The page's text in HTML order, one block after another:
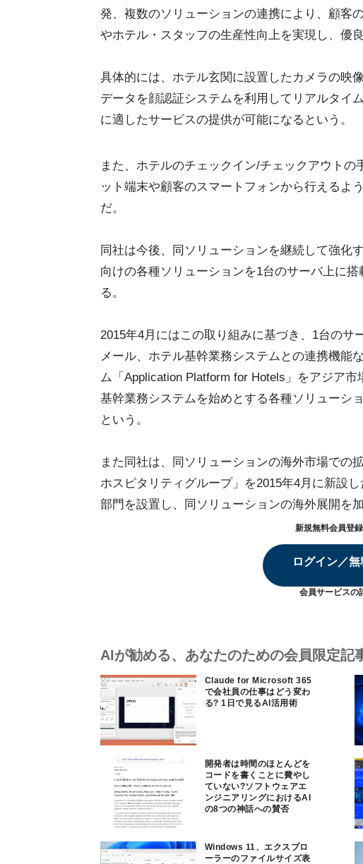
発、複数のソリューションの連携により、顧客
やホテル・スタッフの生産性向上を実現し、優
具体的には、ホテル玄関に設置したカメラの映
データを顔認証システムを利用してリアルタイ
に適したサービスの提供が可能になるという。
また、ホテルのチェックイン/チェックアウト
ット端末や顧客のスマートフォンから行えるよ
だ。
同社は今後、同ソリューションを継続して強化
向けの各種ソリューションを1台のサーバ上に
る。
2015年4月にはこの取り組みに基づき、1台の
メール、ホテル基幹業務システムとの連携機能
ム「Application Platform for Hotels」をアジア
基幹業務システムを始めとする各種ソリューシ
という。
また同社は、同ソリューションの海外市場での
ホスピタリティグループ」を2015年4月に新設
部門を設置し、同ソリューションの海外展開を
新規無料会員登
ログイン／
会員サービスの
AIが勧める、あなたのための会員限定記
Claude for Microsoft 365
で会社員の仕事はどう変わ
る? 1日で見るAI活用術
開発者は時間のほとんどを
コードを書くことに費やし
ていない?ソフトウェアエ
ンジニアリングにおけるAI
の8つの神話への賛否
Windows 11、エクスプロ
ーラーのファイルサイズ表